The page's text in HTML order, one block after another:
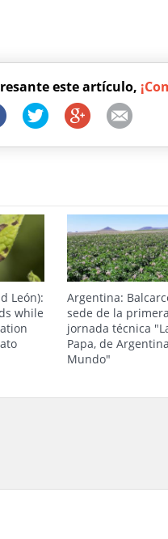
este artículo,
León):
while
Argentina:
sede de la primera
jornada técnica
Papa, de
Mundo"